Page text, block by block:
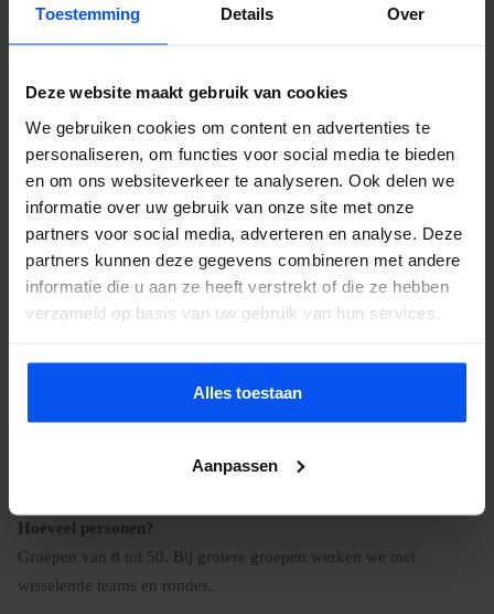
Toestemming Details Over
Deze website maakt gebruik van cookies
We gebruiken cookies om content en advertenties te
personaliseren, om functies voor social media te bieden
en om ons websiteverkeer te analyseren. Ook delen we
informatie over uw gebruik van onze site met onze
partners voor social media, adverteren en analyse. Deze
partners kunnen deze gegevens combineren met andere
informatie die u aan ze heeft verstrekt of die ze hebben
verzameld op basis van uw gebruik van hun services.
Alles toestaan
Aanpassen
spelers, de gewenste datum en de locatie door, en wij regelen de
rest. Wil je eerst weten wat het kost? Vraag een offerte aan, je
Veelgestelde vragen
Doet bubbelbal pijn?
Nee. De opblaasbare ballen beschermen je lichaam volledig. Je
valt zacht en stuitert terug. Het voelt eerder als lachen dan als pijn.
voor een offerte, je hoort binnen 24 uur.
Kan het bij regen?
Ja. De ballen zijn waterdicht en op nat gras glijdt en stuitert het
Hoeveel personen?
Groepen van 8 tot 50. Bij grotere groepen werken we met
wisselende teams en rondes.